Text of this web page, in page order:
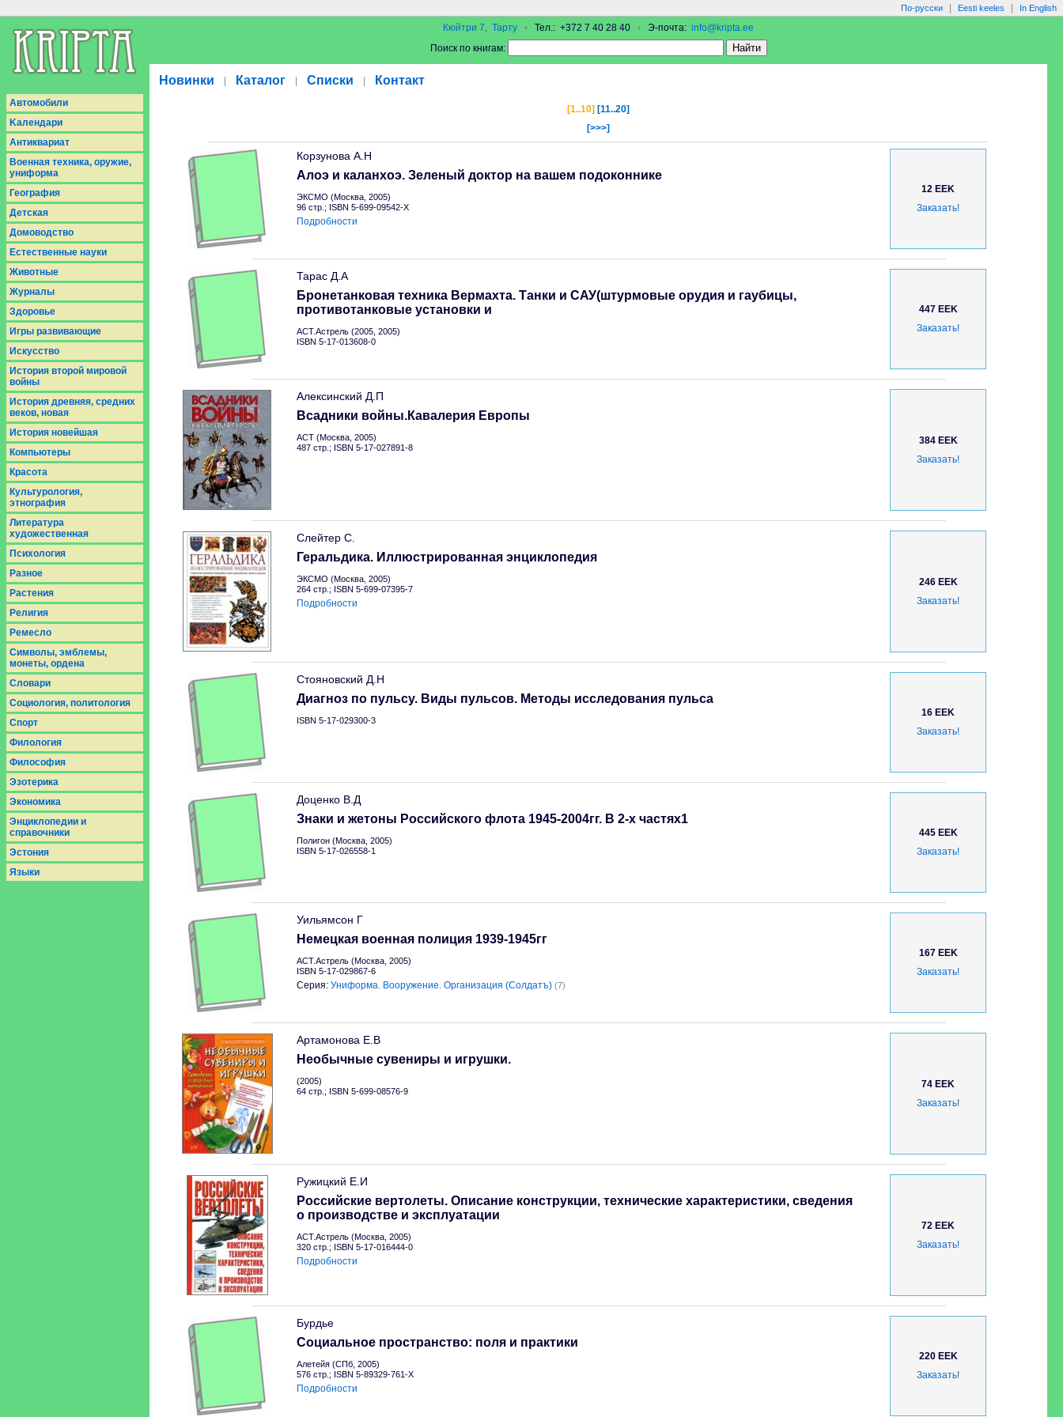
По-русски Eesti keeles In English
Кюйтри 7, Тарту • Тел.: +372 7 40 28 40 • Э-почта: info@kripta.ee
Поиск по книгам:
Новинки Каталог Списки Контакт
Aвтомобили
Kалендари
Антиквариат
Военная техника, оружие,
униформа
География
Детская
Домоводство
Естественные науки
Животные
Журналы
Здоровье
Игры развивающие
Искусство
История второй мировой
войны
История древняя, средних
веков, новая
История новейшая
Компьютеры
Красота
Культурология,
этнография
Литература
художественная
Психология
Разное
Растения
Религия
Ремесло
Символы, эмблемы,
монеты, ордена
Словари
Социология, политология
Спорт
Филология
Философия
Эзотерика
Экономика
Энциклопедии и
справочники
Эстония
Языки
[1..10] [11..20]
[>>>]
Корзунова А.Н
Алоэ и каланхоэ. Зеленый доктор на вашем подоконнике
ЭКСМО (Москва, 2005)
96 стр.; ISBN 5-699-09542-X
Подробности
12 EEK
Заказать!
Тарас Д.А
Бронетанковая техника Вермахта. Танки и САУ(штурмовые орудия и гаубицы,
противотанковые установки и
АСТ.Астрель (2005, 2005)
ISBN 5-17-013608-0
447 EEK
Заказать!
Алексинский Д.П
Всадники войны.Кавалерия Европы
АСТ (Москва, 2005)
487 стр.; ISBN 5-17-027891-8
384 EEK
Заказать!
Слейтер С.
Геральдика. Иллюстрированная энциклопедия
ЭКСМО (Москва, 2005)
264 стр.; ISBN 5-699-07395-7
Подробности
246 EEK
Заказать!
Стояновский Д.Н
Диагноз по пульсу. Виды пульсов. Методы исследования пульса
ISBN 5-17-029300-3
16 EEK
Заказать!
Доценко В.Д
Знаки и жетоны Российского флота 1945-2004гг. В 2-х частях1
Полигон (Москва, 2005)
ISBN 5-17-026558-1
445 EEK
Заказать!
Уильямсон Г
Немецкая военная полиция 1939-1945гг
АСТ.Астрель (Москва, 2005)
ISBN 5-17-029867-6
Серия: Униформа. Вооружение. Организация (Солдатъ) (7)
167 EEK
Заказать!
Артамонова Е.В
Необычные сувениры и игрушки.
(2005)
64 стр.; ISBN 5-699-08576-9
74 EEK
Заказать!
Ружицкий Е.И
Российские вертолеты. Описание конструкции, технические характеристики, сведения
о производстве и эксплуатации
АСТ.Астрель (Москва, 2005)
320 стр.; ISBN 5-17-016444-0
Подробности
72 EEK
Заказать!
Бурдье
Социальное пространство: поля и практики
Алетейя (СПб, 2005)
576 стр.; ISBN 5-89329-761-X
Подробности
220 EEK
Заказать!